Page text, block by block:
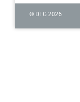
© DFG 2026